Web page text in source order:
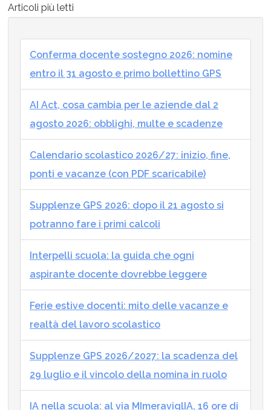
Articoli più letti
Conferma docente sostegno 2026: nomine
entro il 31 agosto e primo bollettino GPS
AI Act, cosa cambia per le aziende dal 2
agosto 2026: obblighi, multe e scadenze
Calendario scolastico 2026/27: inizio, fine,
ponti e vacanze (con PDF scaricabile)
Supplenze GPS 2026: dopo il 21 agosto si
potranno fare i primi calcoli
Interpelli scuola: la guida che ogni
aspirante docente dovrebbe leggere
Ferie estive docenti: mito delle vacanze e
realtà del lavoro scolastico
Supplenze GPS 2026/2027: la scadenza del
29 luglio e il vincolo della nomina in ruolo
IA nella scuola: al via MImeraviglIA, 16 ore di